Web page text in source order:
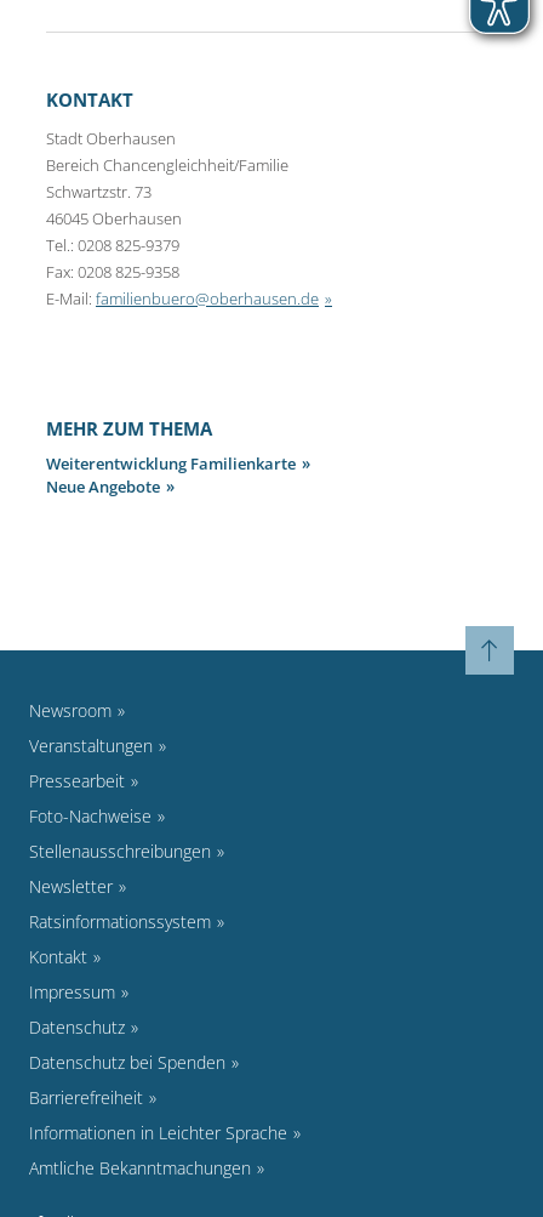
KONTAKT
Stadt Oberhausen
Bereich Chancengleichheit/Familie
Schwartzstr. 73
46045 Oberhausen
Tel.: 0208 825-9379
Fax: 0208 825-9358
E-Mail: familienbuero@oberhausen.de
MEHR ZUM THEMA
Weiterentwicklung Familienkarte
Neue Angebote
Newsroom
Veranstaltungen
Pressearbeit
Foto-Nachweise
Stellenausschreibungen
Newsletter
Ratsinformationssystem
Kontakt
Impressum
Datenschutz
Datenschutz bei Spenden
Barrierefreiheit
Informationen in Leichter Sprache
Amtliche Bekanntmachungen